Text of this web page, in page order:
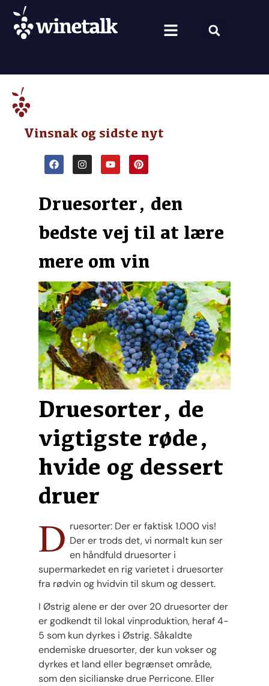
Vinsnak og sidste nyt
Druesorter, den
bedste vej til at lære
mere om vin
Druesorter, de
vigtigste røde,
hvide og dessert
druer
D ruesorter: Der er faktisk 1.000 vis!
Der er trods det, vi normalt kun ser
en håndfuld druesorter i
supermarkedet en rig varietet i druesorter
fra rødvin og hvidvin til skum og dessert.
I Østrig alene er der over 20 druesorter der
er godkendt til lokal vinproduktion, heraf 4-
5 som kun dyrkes i Østrig. Såkaldte
endemiske druesorter, der kun vokser og
dyrkes et land eller begrænset område,
som den sicilianske drue Perricone. Eller